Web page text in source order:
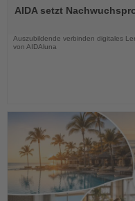
die
AIDA setzt
Auszubildende verbinden digitales
von AIDAluna